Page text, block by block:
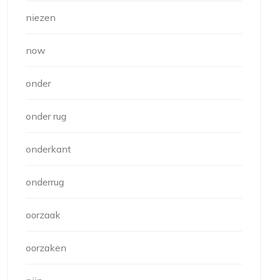
niezen
now
onder
onder rug
onderkant
onderrug
oorzaak
oorzaken